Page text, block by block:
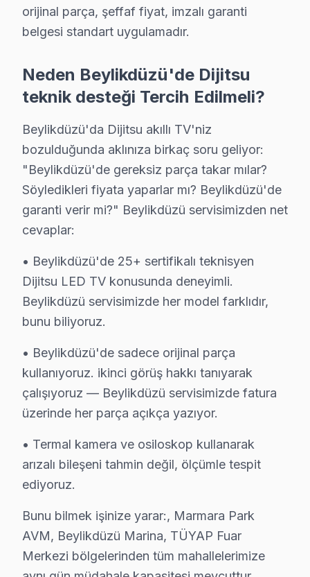
· Bayrampaşa Dijitsu
· Beşiktaş Dijitsu
Beylikdüzü Diğer Marka Servisleri
· Beylikdüzü Sony
· Beylikdüzü Philips
· Beylikdüzü Hi-Level
· Beylikdüzü iFFALCON
· Beylikdüzü Samsung
· Beylikdüzü LG
· Beylikdüzü Panasonic
· Beylikdüzü Toshiba
Beylikdüzü'de Dijitsu TV Tamiri — Bilmeniz
Beylikdüzü'de Dijitsu televizyon ünitesi servisinde
Dijitsu TV Servisi Hakkında
✓ 15+ Yıl Deneyim
✓ Yazılı Garanti Belgesi
Beylikdüzü, İstanbul'un köklü ilçelerinden biri olup
orijinal parça, şeffaf fiyat, imzalı garanti
belgesi standart uygulamadır.
Neden Beylikdüzü'de Dijitsu
teknik desteği Tercih Edilmeli?
Beylikdüzü'da Dijitsu akıllı TV'niz
bozulduğunda aklınıza birkaç soru geliyor:
"Beylikdüzü'de gereksiz parça takar mılar?
Söyledikleri fiyata yaparlar mı? Beylikdüzü'de
garanti verir mi?" Beylikdüzü servisimizden net
cevaplar:
• Beylikdüzü'de 25+ sertifikalı teknisyen
Dijitsu LED TV konusunda deneyimli.
Beylikdüzü servisimizde her model farklıdır,
bunu biliyoruz.
• Beylikdüzü'de sadece orijinal parça
kullanıyoruz. ikinci görüş hakkı tanıyarak
çalışıyoruz — Beylikdüzü servisimizde fatura
üzerinde her parça açıkça yazıyor.
• Termal kamera ve osiloskop kullanarak
arızalı bileşeni tahmin değil, ölçümle tespit
ediyoruz.
Bunu bilmek işinize yarar:, Marmara Park
AVM, Beylikdüzü Marina, TÜYAP Fuar
Merkezi bölgelerinden tüm mahallelerimize